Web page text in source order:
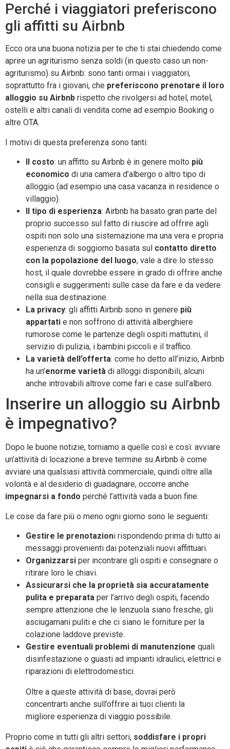
Perché i viaggiatori preferiscono
gli affitti su Airbnb
Ecco ora una buona notizia per te che ti stai chiedendo come
aprire un agriturismo senza soldi (in questo caso un non-
agriturismo) su Airbnb: sono tanti ormai i viaggiatori,
soprattutto fra i giovani, che preferiscono prenotare il loro
alloggio su Airbnb rispetto che rivolgersi ad hotel, motel,
ostelli e altri canali di vendita come ad esempio Booking o
altre OTA.
I motivi di questa preferenza sono tanti:
Il costo: un affitto su Airbnb è in genere molto più
economico di una camera d’albergo o altro tipo di
alloggio (ad esempio una casa vacanza in residence o
villaggio).
Il tipo di esperienza: Airbnb ha basato gran parte del
proprio successo sul fatto di riuscire ad offrire agli
ospiti non solo una sistemazione ma una vera e propria
esperienza di soggiorno basata sul contatto diretto
con la popolazione del luogo, vale a dire lo stesso
host, il quale dovrebbe essere in grado di offrire anche
consigli e suggerimenti sulle case da fare e da vedere
nella sua destinazione.
La privacy: gli affitti Airbnb sono in genere più
appartati e non soffrono di attività alberghiere
rumorose come le partenze degli ospiti mattutini, il
servizio di pulizia, i bambini piccoli e il traffico.
La varietà dell’offerta: come ho detto all’inizio, Airbnb
ha un’enorme varietà di alloggi disponibili, alcuni
anche introvabili altrove come fari e case sull’albero.
Inserire un alloggio su Airbnb
è impegnativo?
Dopo le buone notizie, torniamo a quelle così e così: avviare
un’attività di locazione a breve termine su Airbnb è come
avviare una qualsiasi attività commerciale, quindi oltre alla
volontà e al desiderio di guadagnare, occorre anche
impegnarsi a fondo perché l’attività vada a buon fine.
Le cose da fare più o meno ogni giorno sono le seguenti:
Gestire le prenotazioni rispondendo prima di tutto ai
messaggi provenienti dai potenziali nuovi affittuari.
Organizzarsi per incontrare gli ospiti e consegnare o
ritirare loro le chiavi.
Assicurarsi che la proprietà sia accuratamente
pulita e preparata per l’arrivo degli ospiti, facendo
sempre attenzione che le lenzuola siano fresche, gli
asciugamani puliti e che ci siano le forniture per la
colazione laddove previste.
Gestire eventuali problemi di manutenzione quali
disinfestazione o guasti ad impianti idraulici, elettrici e
riparazioni di elettrodomestici.
Oltre a queste attività di base, dovrai però
concentrarti anche sull’offrire ai tuoi clienti la
migliore esperienza di viaggio possibile.
Proprio come in tutti gli altri settori, soddisfare i propri